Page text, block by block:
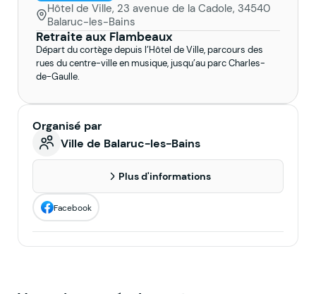
Hôtel de Ville, 23 avenue de la Cadole, 34540
Balaruc-les-Bains
Retraite aux Flambeaux
Départ du cortège depuis l’Hôtel de Ville, parcours des
rues du centre-ville en musique, jusqu’au parc Charles-
de-Gaulle.
Organisé par
Ville de Balaruc-les-Bains
Plus d'informations
Facebook